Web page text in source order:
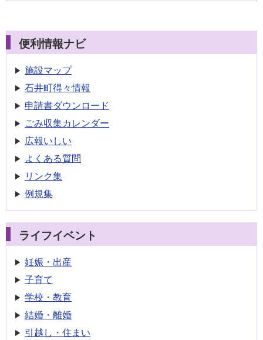
便利情報ナビ
施設マップ
石井町得々情報
申請書ダウンロード
ごみ収集カレンダー
広報いしい
よくある質問
リンク集
例規集
ライフイベント
妊娠・出産
子育て
学校・教育
結婚・離婚
引越し・住まい